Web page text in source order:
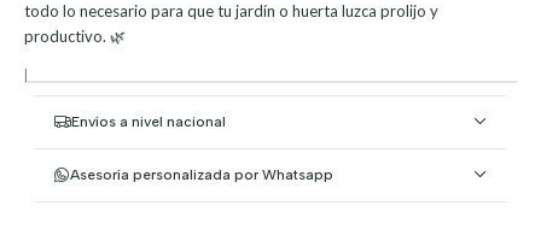
todo lo necesario para que tu jardín o huerta luzca prolijo y
productivo. 🌿
|
Envíos a nivel nacional
Asesoría personalizada por Whatsapp